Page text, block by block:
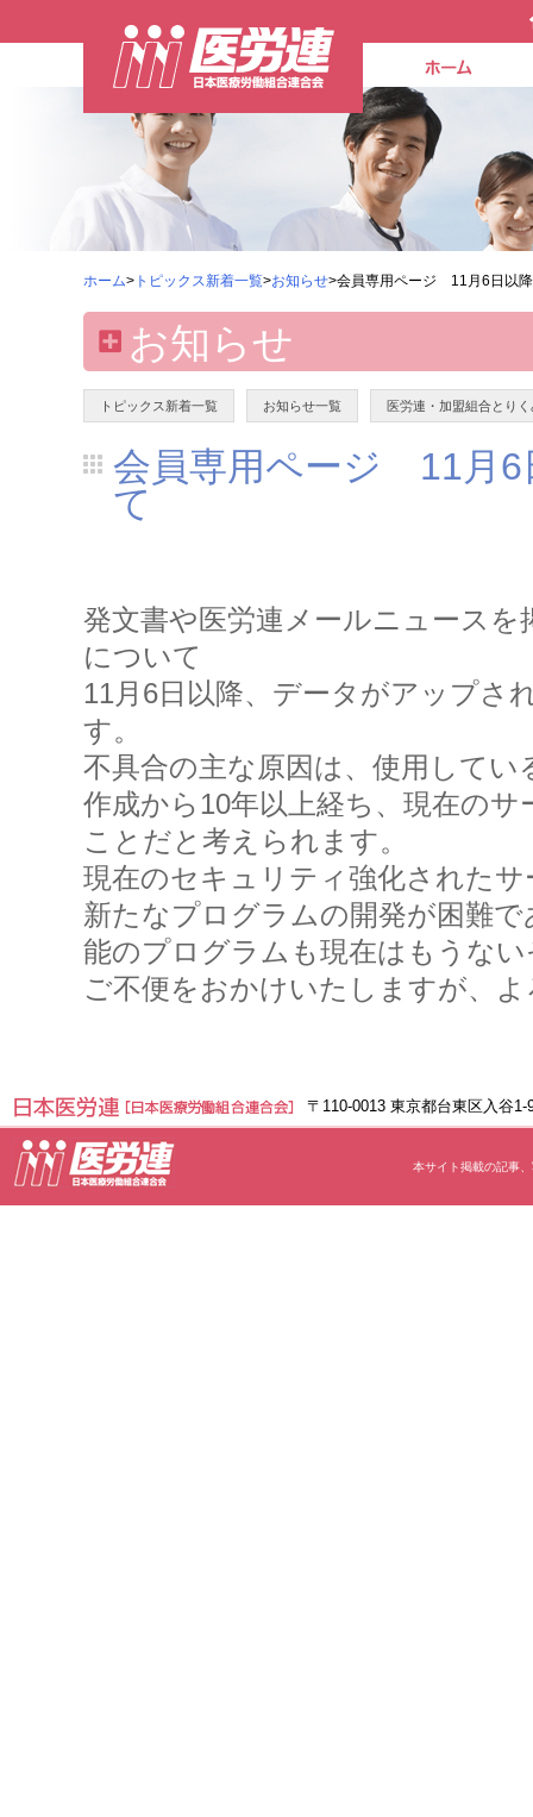
ホーム> トピックス新着一覧>お知らせ>会員専用ページ 11月6日以
お知らせ
トピックス新着一覧 お知らせ一覧 医労連・加盟組合とり
会員専用ページ 11月6
て
発文書や医労連メールニュース
について
11月6日以降、データがアップさ
す。
不具合の主な原因は、使用してい
作成から10年以上経ち、現在の
ことだと考えられます。
現在のセキュリティ強化された
新たなプログラムの開発が困難
能のプログラムも現在はもうな
ご不便をおかけいたしますが、
〒110-0013 東京都台東区入谷
本サイト掲載の記事